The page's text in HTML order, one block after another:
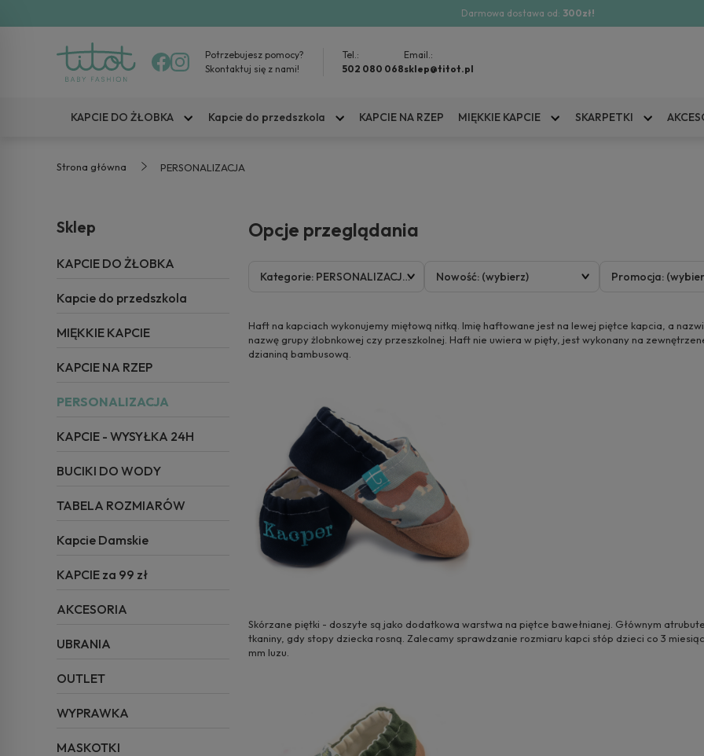
Darmowa dostawa od: 300zł!
Potrzebujesz pomocy?
Skontaktuj się z nami!
Tel.:
502 080 068
Email.:
sklep@titot.pl
KAPCIE DO ŻŁOBKA Kapcie do przedszkola KAPCIE NA RZEP MIĘKKIE KAPCIE SKARPETKI
Strona główna PERSONALIZACJA
Sklep
KAPCIE DO ŻŁOBKA
Kapcie do przedszkola
MIĘKKIE KAPCIE
KAPCIE NA RZEP
PERSONALIZACJA
KAPCIE - WYSYŁKA 24H
BUCIKI DO WODY
TABELA ROZMIARÓW
Kapcie Damskie
KAPCIE za 99 zł
AKCESORIA
UBRANIA
OUTLET
WYPRAWKA
MASKOTKI
Opcje przeglądania
Kategorie: PERSONALIZACJ
Nowość: (wybierz) Promocja:
Haft na kapciach wykonujemy miętową nitką. Imię haftowane jest na lewej piętce kapcia, a
nazwę grupy żlobnkowej czy przeszkolnej. Haft nie uwiera w pięty, jest wykonany na
dzianiną bambusową.
Skórzane piętki - doszyte są jako dodatkowa warstwa na piętce bawełnianej. Głównym
tkaniny, gdy stopy dziecka rosną. Zalecamy sprawdzanie rozmiaru kapci stóp dzieci co 3
mm luzu.